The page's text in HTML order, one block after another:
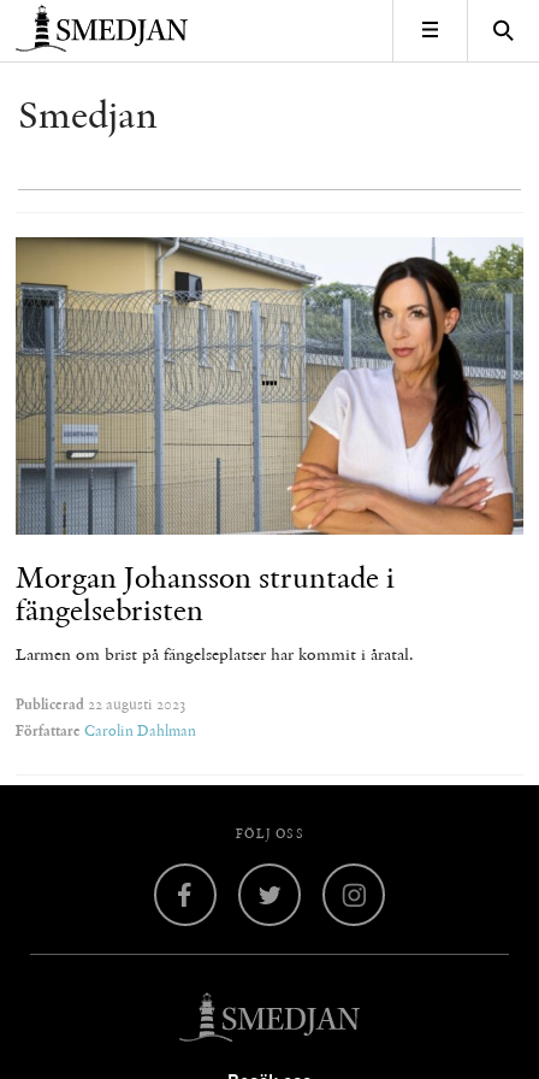
Timbro
MENY
Smedjan
Morgan Johansson struntade i
fängelsebristen
Larmen om brist på fängelseplatser har kommit i åratal.
Publicerad 22 augusti 2023
Författare Carolin Dahlman
FÖLJ OSS